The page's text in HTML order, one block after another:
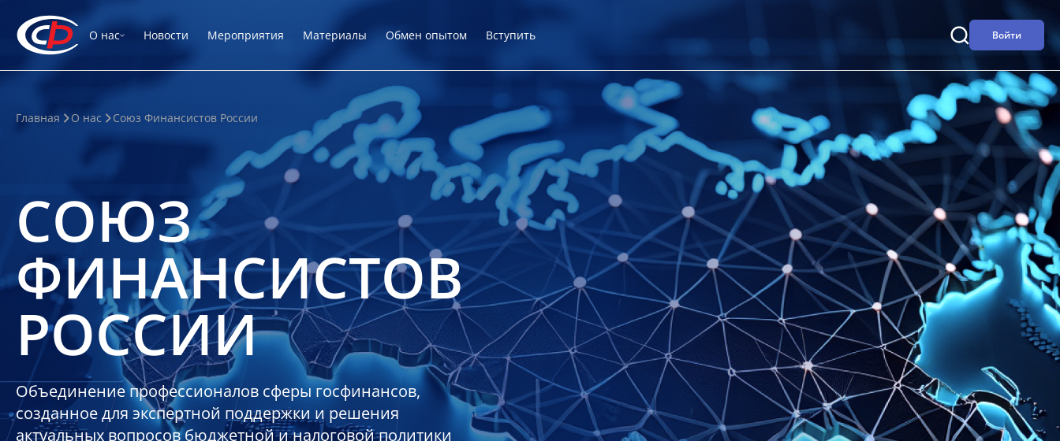
О нас Новости Мероприятия Материалы Обмен опытом Вступить Войти
Главная О нас Союз Финансистов России
СОЮЗ
ФИНАНСИСТОВ
РОССИИ
Объединение профессионалов сферы госфинансов,
созданное для экспертной поддержки и решения
актуальных вопросов бюджетной и налоговой политики